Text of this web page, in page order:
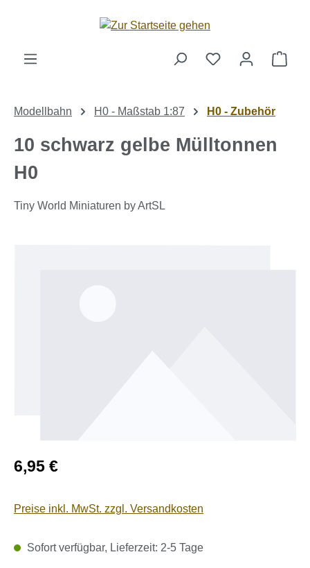
Zum Hauptinhalt springen
Modellbahn H0 - Maßstab 1:87 H0 - Zubehör
10 schwarz gelbe Mülltonnen
H0
Tiny World Miniaturen by ArtSL
Regulärer Preis:
6,95 €
Preise inkl. MwSt. zzgl. Versandkosten
Sofort verfügbar, Lieferzeit: 2-5 Tage